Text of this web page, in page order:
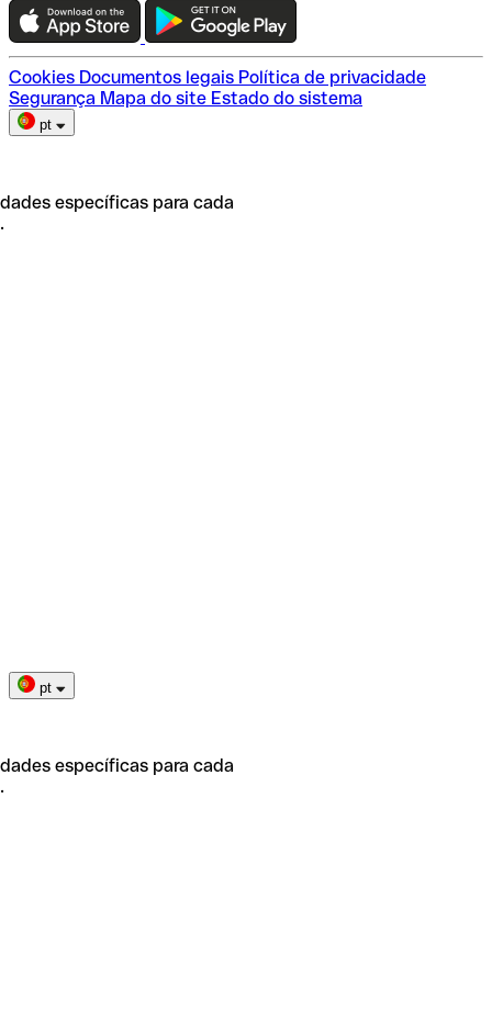
Escolha do plano
Cookies Documentos legais Política de privacidade
Segurança Mapa do site Estado do sistema
pt
específicas para cada
pt
específicas para cada